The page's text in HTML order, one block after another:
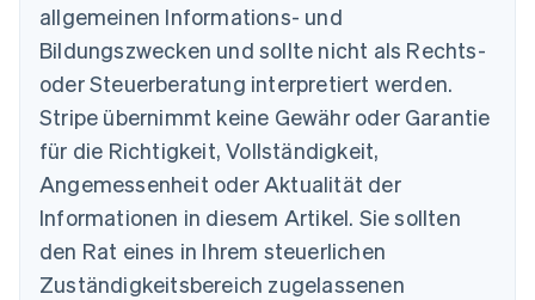
allgemeinen Informations- und
Bildungszwecken und sollte nicht als Rechts-
oder Steuerberatung interpretiert werden.
Stripe übernimmt keine Gewähr oder Garantie
für die Richtigkeit, Vollständigkeit,
Angemessenheit oder Aktualität der
Informationen in diesem Artikel. Sie sollten
den Rat eines in Ihrem steuerlichen
Zuständigkeitsbereich zugelassenen
Australien
English
Belgien
Nederlands Français DeutschEnglish
Brasilien
PortuguêsEnglish
English
Dänemark
English
Deutschland
Deutsch English